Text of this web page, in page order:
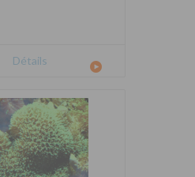
Détails